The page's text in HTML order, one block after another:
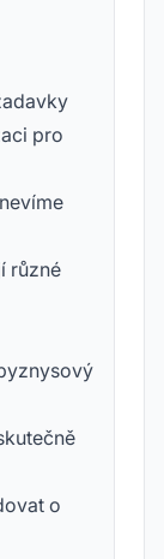
pro
různé
o